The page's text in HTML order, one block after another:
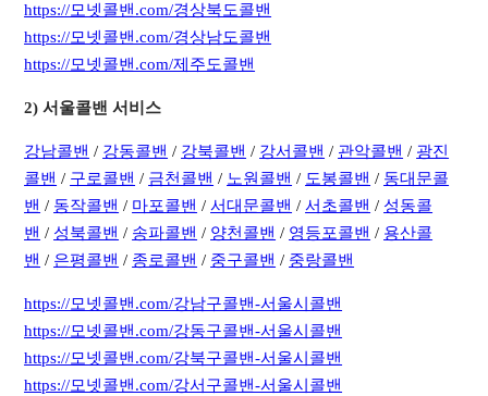
https://모넷콜밴.com/경상북도콜밴
https://모넷콜밴.com/경상남도콜밴
https://모넷콜밴.com/제주도콜밴
​2) 서울콜밴 서비스
강남콜밴 / 강동콜밴 / 강북콜밴 / 강서콜밴 / 관악콜밴 / 광진
콜밴 / 구로콜밴 / 금천콜밴 / 노원콜밴 / 도봉콜밴 / 동대문콜
밴 / 동작콜밴 / 마포콜밴 /서대문콜밴 /서초콜밴 / 성동콜
밴 / 성북콜밴 / 송파콜밴 / 양천콜밴 / 영등포콜밴 / 용산콜
밴 / 은평콜밴 / 종로콜밴 / 중구콜밴 / 중랑콜밴
https://모넷콜밴.com/강남구콜밴-서울시콜밴
https://모넷콜밴.com/강동구콜밴-서울시콜밴
https://모넷콜밴.com/강북구콜밴-서울시콜밴
https://모넷콜밴.com/강서구콜밴-서울시콜밴